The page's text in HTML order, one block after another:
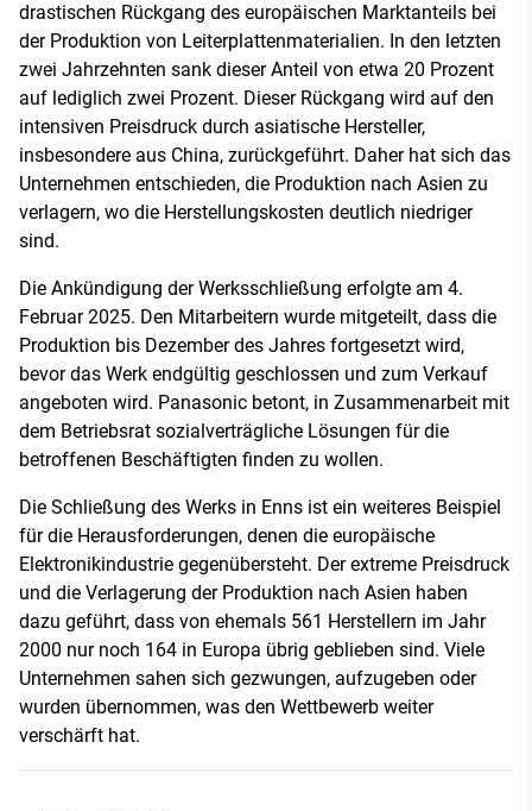
drastischen Rückgang des europäischen Marktanteils bei
der Produktion von Leiterplattenmaterialien. In den letzten
zwei Jahrzehnten sank dieser Anteil von etwa 20 Prozent
auf lediglich zwei Prozent. Dieser Rückgang wird auf den
intensiven Preisdruck durch asiatische Hersteller,
insbesondere aus China, zurückgeführt. Daher hat sich das
Unternehmen entschieden, die Produktion nach Asien zu
verlagern, wo die Herstellungskosten deutlich niedriger
sind.
Die Ankündigung der Werksschließung erfolgte am 4.
Februar 2025. Den Mitarbeitern wurde mitgeteilt, dass die
Produktion bis Dezember des Jahres fortgesetzt wird,
bevor das Werk endgültig geschlossen und zum Verkauf
angeboten wird. Panasonic betont, in Zusammenarbeit mit
dem Betriebsrat sozialverträgliche Lösungen für die
betroffenen Beschäftigten finden zu wollen.
Die Schließung des Werks in Enns ist ein weiteres Beispiel
für die Herausforderungen, denen die europäische
Elektronikindustrie gegenübersteht. Der extreme Preisdruck
und die Verlagerung der Produktion nach Asien haben
dazu geführt, dass von ehemals 561 Herstellern im Jahr
2000 nur noch 164 in Europa übrig geblieben sind. Viele
Unternehmen sahen sich gezwungen, aufzugeben oder
wurden übernommen, was den Wettbewerb weiter
verschärft hat.